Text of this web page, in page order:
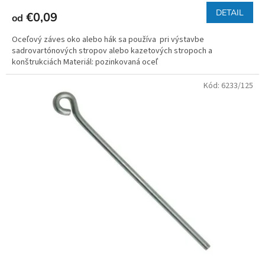
od €0,09 DETAIL
Oceľový záves oko alebo hák sa používa pri výstavbe
sadrovartónových stropov alebo kazetových stropoch a
konštrukciách Materiál: pozinkovaná oceľ
Kód: 6233/125